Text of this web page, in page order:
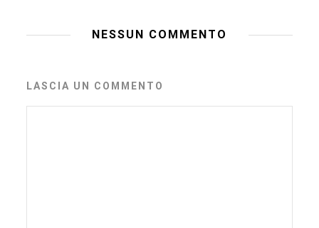
NESSUN COMMENTO
LASCIA UN COMMENTO